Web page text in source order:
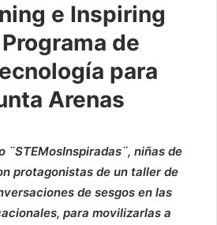
e Inspiring
de
para
Arenas
¨STEMosInspiradas¨, niñas de
protagonistas de un taller de
de sesgos en las
para movilizarlas a